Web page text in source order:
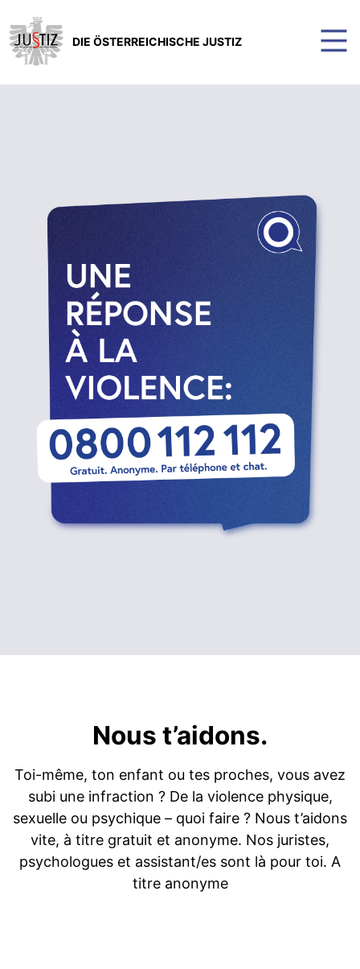
DIE ÖSTERREICHISCHE JUSTIZ
Nous t’aidons.
Toi-même, ton enfant ou tes proches, vous avez
subi une infraction ? De la violence physique,
sexuelle ou psychique – quoi faire ? Nous t’aidons
vite, à titre gratuit et anonyme. Nos juristes,
psychologues et assistant/es sont là pour toi. A
titre anonyme